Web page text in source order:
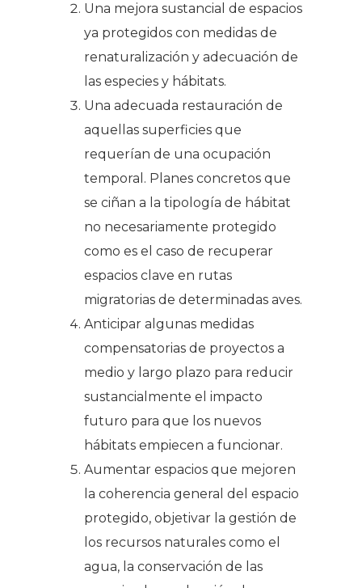
Una mejora sustancial de espacios
ya protegidos con medidas de
renaturalización y adecuación de
las especies y hábitats.
Una adecuada restauración de
aquellas superficies que
requerían de una ocupación
temporal. Planes concretos que
se ciñan a la tipología de hábitat
no necesariamente protegido
como es el caso de recuperar
espacios clave en rutas
migratorias de determinadas aves.
Anticipar algunas medidas
compensatorias de proyectos a
medio y largo plazo para reducir
sustancialmente el impacto
futuro para que los nuevos
hábitats empiecen a funcionar.
Aumentar espacios que mejoren
la coherencia general del espacio
protegido, objetivar la gestión de
los recursos naturales como el
agua, la conservación de las